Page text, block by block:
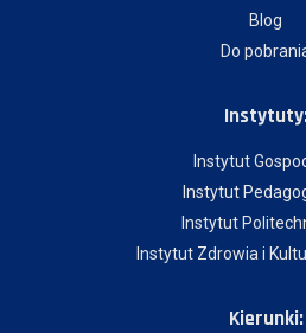
Blog
Do
Instytut
Instytut
Instytut
Instytut Zdrowia i
Kierunki: